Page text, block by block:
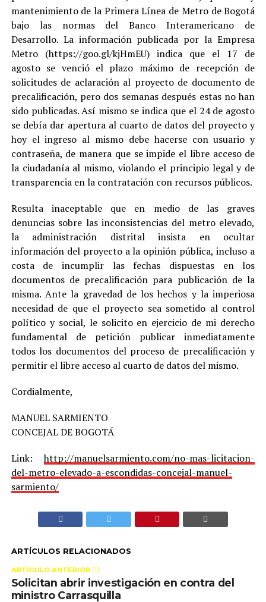
mantenimiento de la Primera Línea de Metro de Bogotá
bajo las normas del Banco Interamericano de
Desarrollo. La información publicada por la Empresa
Metro (https://goo.gl/kjHmEU) indica que el 17 de
agosto se venció el plazo máximo de recepción de
solicitudes de aclaración al proyecto de documento de
precalificación, pero dos semanas después estas no han
sido publicadas. Así mismo se indica que el 24 de agosto
se debía dar apertura al cuarto de datos del proyecto y
hoy el ingreso al mismo debe hacerse con usuario y
contraseña, de manera que se impide el libre acceso de
la ciudadanía al mismo, violando el principio legal y de
transparencia en la contratación con recursos públicos.
Resulta inaceptable que en medio de las graves
denuncias sobre las inconsistencias del metro elevado,
la administración distrital insista en ocultar
información del proyecto a la opinión pública, incluso a
costa de incumplir las fechas dispuestas en los
documentos de precalificación para publicación de la
misma. Ante la gravedad de los hechos y la imperiosa
necesidad de que el proyecto sea sometido al control
político y social, le solicito en ejercicio de mi derecho
fundamental de petición publicar inmediatamente
todos los documentos del proceso de precalificación y
permitir el libre acceso al cuarto de datos del mismo.
Cordialmente,
MANUEL SARMIENTO
CONCEJAL DE BOGOTÁ
Link:http://manuelsarmiento.com/no-mas-licitacion-
del-metro-elevado-a-escondidas-concejal-manuel-
sarmiento/
ARTÍCULOS RELACIONADOS
ARTÍCULO ANTERIOR 👉🏻
Solicitan abrir investigación en contra del
ministro Carrasquilla